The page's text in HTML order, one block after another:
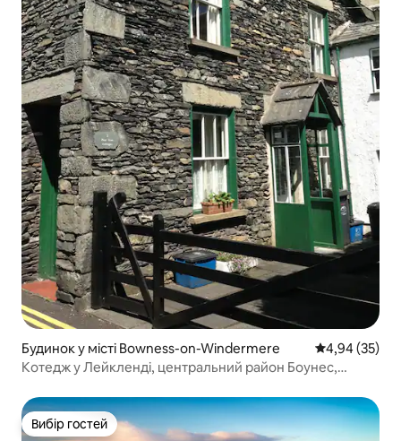
Будинок у місті Bowness-on-Windermere Середня
4,94 (35)
Котедж у Лейкленді, центральний район Боунес,
Вибір гостей
Вибір гостей